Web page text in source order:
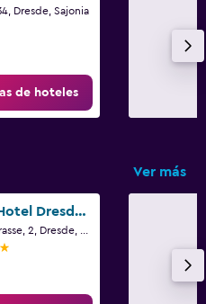
Dresde, Sajonia
de hoteles
Ver más
Dormero Hotel Dresden City